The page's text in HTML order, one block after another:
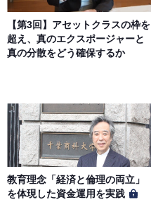
【第3回】アセットクラスの枠を
超え、真のエクスポージャーと
真の分散をどう確保するか
教育理念「経済と倫理の両立」
を体現した資金運用を実践